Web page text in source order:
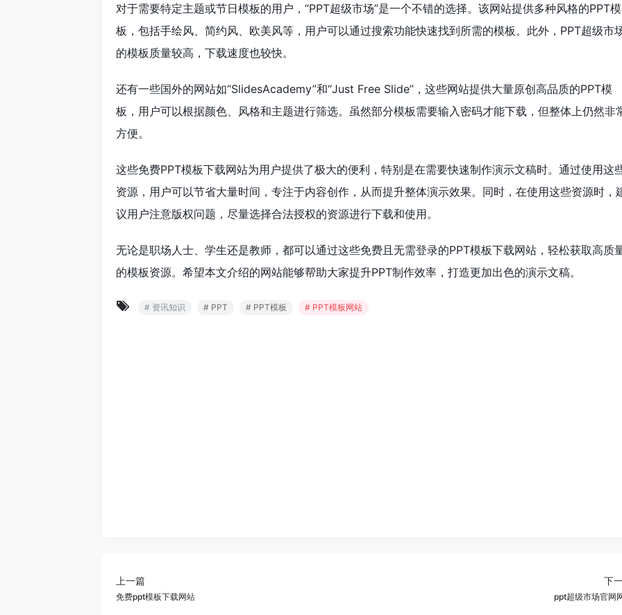
对于需要特定主题或节日模板的用户，“PPT超级市场”是一个不错的选择。该网站提供多种风格的PPT模
板，包括手绘风、简约风、欧美风等，用户可以通过搜索功能快速找到所需的模板。此外，PPT超级市
的模板质量较高，下载速度也较快。
还有一些国外的网站如“SlidesAcademy”和“Just Free Slide”，这些网站提供大量原创高品质的PPT模
板，用户可以根据颜色、风格和主题进行筛选。虽然部分模板需要输入密码才能下载，但整体上仍然非
方便。
这些免费PPT模板下载网站为用户提供了极大的便利，特别是在需要快速制作演示文稿时。通过使用这
资源，用户可以节省大量时间，专注于内容创作，从而提升整体演示效果。同时，在使用这些资源时，
议用户注意版权问题，尽量选择合法授权的资源进行下载和使用。
无论是职场人士、学生还是教师，都可以通过这些免费且无需登录的PPT模板下载网站，轻松获取高质
的模板资源。希望本文介绍的网站能够帮助大家提升PPT制作效率，打造更加出色的演示文稿。
# 资讯知识 # PPT # PPT模板 # PPT模板网站
上一篇
免费ppt模板下载网站
下
ppt超级市场官网